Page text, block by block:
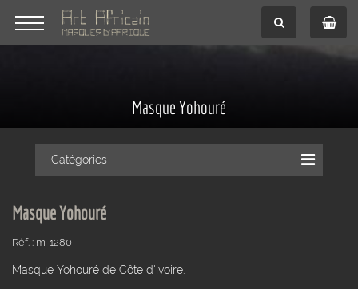
Masque Yohouré
Catégories
Masque Yohouré
Réf. : m-1280
Masque Yohouré de Côte d'Ivoire.